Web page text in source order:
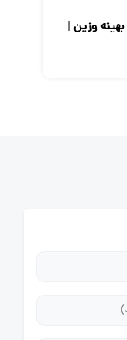
وزین |